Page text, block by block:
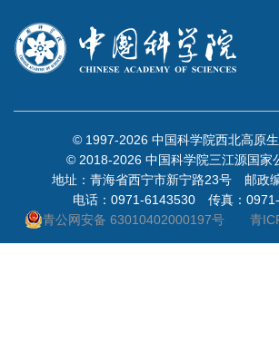
© 1997-2026 中国科学院西北高原
© 2018-2026 中国科学院三江源国家
地址：青海省西宁市新宁路23号 邮政
电话：0971-6143530 传真：
青公网安备 63010402000197号
青